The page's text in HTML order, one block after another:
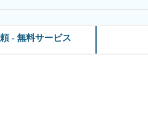
- 無料サービス